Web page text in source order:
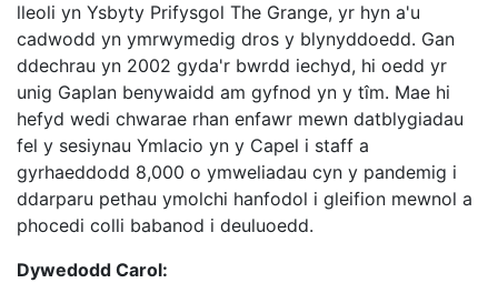
lleoli yn Ysbyty Prifysgol The Grange, yr hyn a'u
cadwodd yn ymrwymedig dros y blynyddoedd. Gan
ddechrau yn 2002 gyda'r bwrdd iechyd, hi oedd yr
unig Gaplan benywaidd am gyfnod yn y tîm. Mae hi
hefyd wedi chwarae rhan enfawr mewn datblygiadau
fel y sesiynau Ymlacio yn y Capel i staff a
gyrhaeddodd 8,000 o ymweliadau cyn y pandemig i
ddarparu pethau ymolchi hanfodol i gleifion mewnol a
phocedi colli babanod i deuluoedd.
Dywedodd Carol: